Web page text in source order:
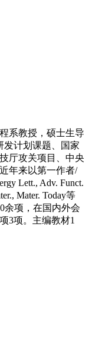
系教授，硕士生导
发计划课题、国家
厅攻关项目、中央
年来以第一作者/
Lett., Adv. Funct.
Mater. Today等
余项，在国内外会
3项。主编教材1